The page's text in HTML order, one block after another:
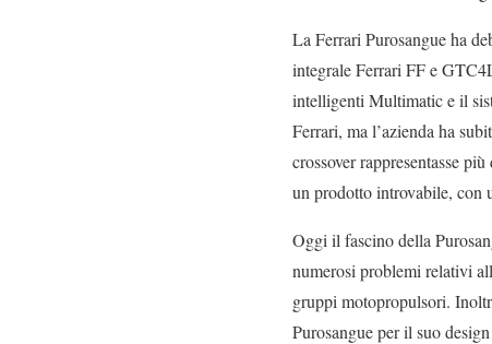
La Ferrari Purosangue ha
integrale Ferrari FF e
intelligenti Multimatic e il
Ferrari, ma l’azienda ha
crossover rappresentasse
un prodotto introvabile, con
Oggi il fascino della
numerosi problemi relativi
gruppi motopropulsori.
Purosangue per il suo